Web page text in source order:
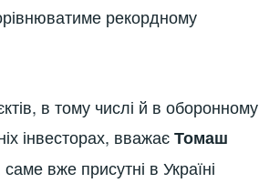
рекордному
в тому числі й в оборонному
інвесторах, вважаєТомаш
вже присутні в Україні